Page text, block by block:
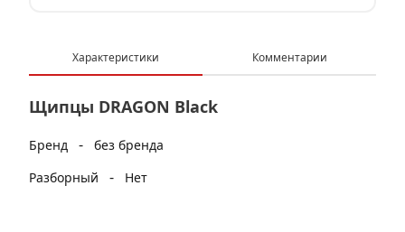
Характеристики Комментарии
Щипцы DRAGON Black
Бренд - без бренда
Разборный
- Нет